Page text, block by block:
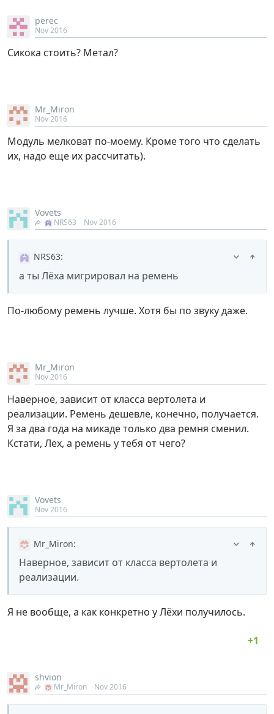
perec
Nov 2016
Сикока стоить? Метал?
Mr_Miron
Nov 2016
Модуль мелковат по-моему. Кроме того что сделать
их, надо еще их рассчитать).
Vovets
NRS63 Nov 2016
NRS63:
а ты Лёха мигрировал на ремень
По-любому ремень лучше. Хотя бы по звуку даже.
Mr_Miron
Nov 2016
Наверное, зависит от класса вертолета и
реализации. Ремень дешевле, конечно, получается.
Я за два года на микаде только два ремня сменил.
Кстати, Лех, а ремень у тебя от чего?
Vovets
Nov 2016
Mr_Miron:
Наверное, зависит от класса вертолета и
реализации.
Я не вообще, а как конкретно у Лёхи получилось.
shvion
Mr_Miron Nov 2016